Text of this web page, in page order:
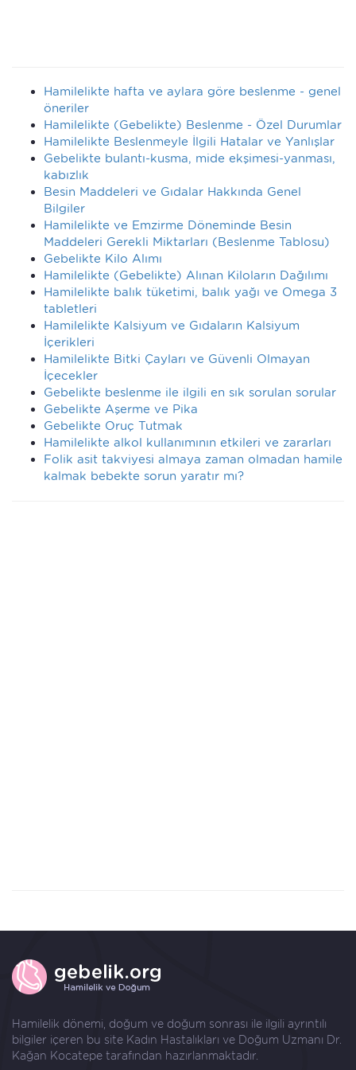
Hamilelikte hafta ve aylara göre beslenme - genel
öneriler
Hamilelikte (Gebelikte) Beslenme - Özel Durumlar
Hamilelikte Beslenmeyle İlgili Hatalar ve Yanlışlar
Gebelikte bulantı-kusma, mide ekşimesi-yanması,
kabızlık
Besin Maddeleri ve Gıdalar Hakkında Genel
Bilgiler
Hamilelikte ve Emzirme Döneminde Besin
Maddeleri Gerekli Miktarları (Beslenme Tablosu)
Gebelikte Kilo Alımı
Hamilelikte (Gebelikte) Alınan Kiloların Dağılımı
Hamilelikte balık tüketimi, balık yağı ve Omega 3
tabletleri
Hamilelikte Kalsiyum ve Gıdaların Kalsiyum
İçerikleri
Hamilelikte Bitki Çayları ve Güvenli Olmayan
İçecekler
Gebelikte beslenme ile ilgili en sık sorulan sorular
Gebelikte Aşerme ve Pika
Gebelikte Oruç Tutmak
Hamilelikte alkol kullanımının etkileri ve zararları
Folik asit takviyesi almaya zaman olmadan hamile
kalmak bebekte sorun yaratır mı?
Hamilelik dönemi, doğum ve doğum sonrası ile ilgili ayrıntılı
bilgiler içeren bu site Kadın Hastalıkları ve Doğum Uzmanı Dr.
Kağan Kocatepe tarafından hazırlanmaktadır.